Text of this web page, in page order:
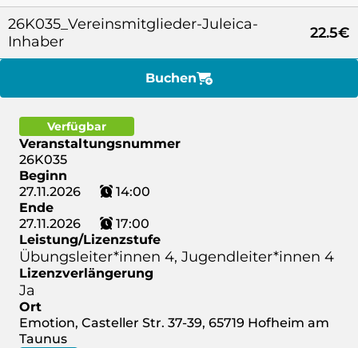
Verfügbar
Veranstaltungsnummer
26K035
Beginn
27.11.2026
14:00
Ende
27.11.2026
17:00
Leistung/Lizenzstufe
Übungsleiter*innen 4, Jugendleiter*innen 4
Lizenzverlängerung
Ja
Ort
Emotion, Casteller Str. 37-39, 65719 Hofheim am
Taunus
Buchen
26K035_Vereinsmitglieder-Juleica-
Inhaber
22.5€